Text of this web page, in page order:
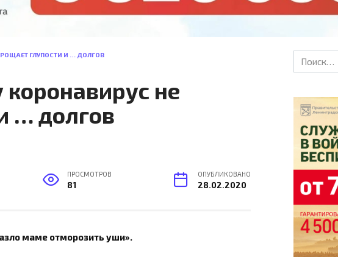
ГЛУПОСТИ И … ДОЛГОВ
не
… долгов
ПРОСМОТРОВ
81
ОПУБЛИКОВАНО
28.02.2020
маме отморозить уши».
Search
for: